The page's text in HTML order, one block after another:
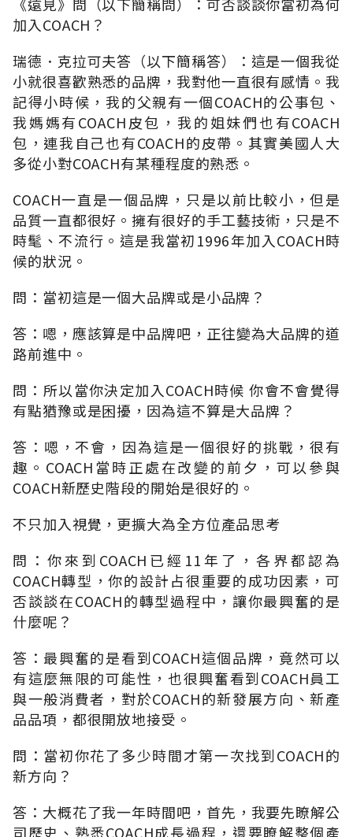
加入COACH？
瑞德．克拉可夫答（以下簡稱答）：這是一個我從
小就很喜歡熟悉的品牌，我對他一直很有感情。我
記得小時候，我的父親有一個COACH的公事包、
我媽媽有COACH皮包，我的姐妹們也有COACH
包，連我自己也有COACH的皮帶。其實美國人大
多從小對COACH有某種程度的熟悉。
COACH一直是一個品牌，只是以前比較小，但是
品質一直都很好。擁有很好的手工藝技術，只是不
時髦、不流行。這是我當初1996年加入COACH時
候的狀況。
問：當初這是一個大品牌或是小品牌？
答：嗯，應該算是中品牌吧，正往變為大品牌的道
路前進中。
問：所以當你決定加入COACH時候 你會不會覺得
有點猶豫或是困擾，因為這不算是大品牌？
答：嗯，不會，因為這是一個很好的挑戰，很有
趣。COACH當時正處在改變的前夕，可以參與
COACH新歷史階段的開始是很好的。
不只加入視覺，更擴大為全方位產品思考
問：你來到COACH已經11年了，各界都認為
COACH轉型，你的設計占很重要的成功因素，可
否談談在COACH的轉型過程中，讓你最興奮的是
什麼呢？
答：最興奮的是看到COACH這個品牌，竟然可以
有這麼無限的可能性，也很興奮看到COACH員工
與一般消費者，對於COACH的新發展方向、新產
品品項，都很開放地接受。
問：當初你花了多少時間才第一次找到COACH的
新方向？
答：大概花了我一年時間吧，首先，我要先瞭解公
司歷史、熟悉COACH成長過程，還要瞭解整個產